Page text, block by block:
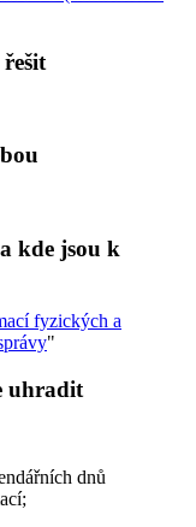
kde jsou k
fyzických a
"
uhradit
dnů